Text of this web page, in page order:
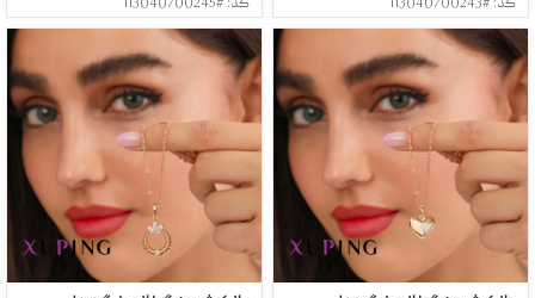
کد: #113040700243 کد: #113040700245